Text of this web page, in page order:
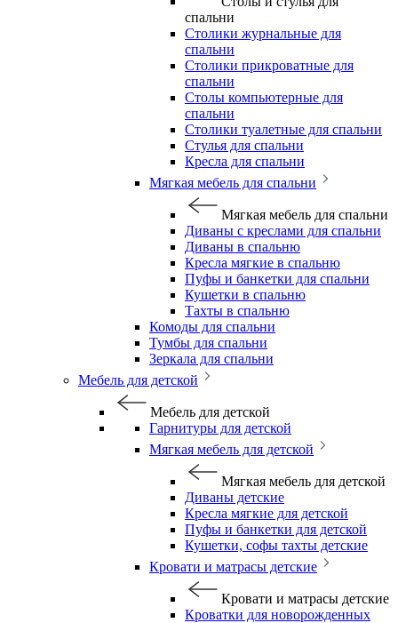
спальни
Столики журнальные для
спальни
Столики прикроватные для
спальни
Столы компьютерные для
спальни
Столики туалетные для спальни
Стулья для спальни
Кресла для спальни
Мягкая мебель для спальни
Мягкая мебель для спальни
Диваны с креслами для спальни
Диваны в спальню
Кресла мягкие в спальню
Пуфы и банкетки для спальни
Кушетки в спальню
Тахты в спальню
Комоды для спальни
Тумбы для спальни
Зеркала для спальни
Мебель для детской
Мебель для детской
Гарнитуры для детской
Мягкая мебель для детской
Мягкая мебель для детской
Диваны детские
Кресла мягкие для детской
Пуфы и банкетки для детской
Кушетки, софы тахты детские
Кровати и матрасы детские
Кровати и матрасы детские
Кроватки для новорожденных